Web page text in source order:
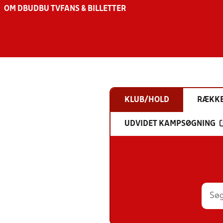
OM DBU DBU TV FANS & BILLETTER
KLUB/HOLD
UDVIDET KAMPSØGNING